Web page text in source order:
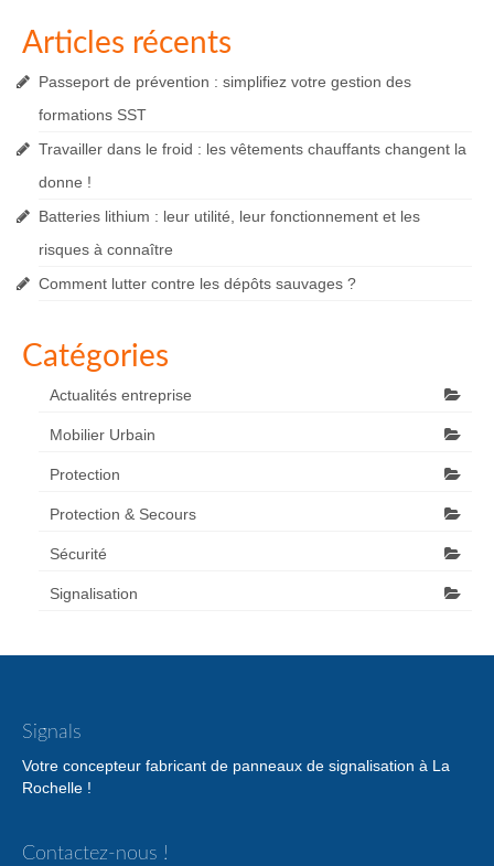
Articles récents
Passeport de prévention : simplifiez votre gestion des
formations SST
Travailler dans le froid : les vêtements chauffants changent la
donne !
Batteries lithium : leur utilité, leur fonctionnement et les
risques à connaître
Comment lutter contre les dépôts sauvages ?
Catégories
Actualités entreprise
Mobilier Urbain
Protection
Protection & Secours
Sécurité
Signalisation
Signals
Votre concepteur fabricant de panneaux de signalisation à La
Rochelle !
Contactez-nous !